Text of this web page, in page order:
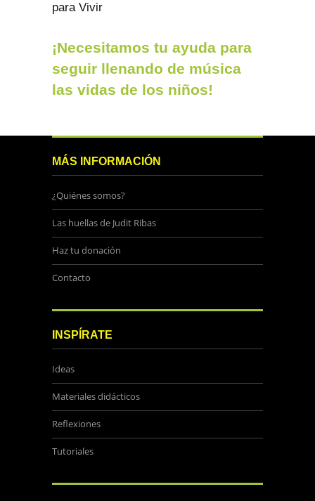
para Vivir
¡Necesitamos tu ayuda para
seguir llenando de música
las vidas de los niños!
MÁS INFORMACIÓN
¿Quiénes somos?
Las huellas de Judit Ribas
Haz tu donación
Contacto
INSPÍRATE
Ideas
Materiales didácticos
Reflexiones
Tutoriales